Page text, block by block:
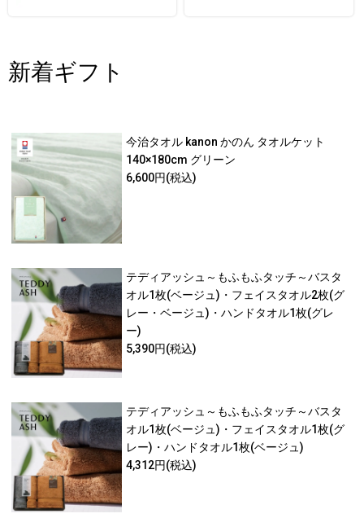
新着ギフト
今治タオル kanon かのん タオルケット
140×180cm グリーン
6,600円(税込)
テディアッシュ～もふもふタッチ～バスタ
オル1枚(ベージュ)・フェイスタオル2枚(グ
レー・ベージュ)・ハンドタオル1枚(グレ
ー)
5,390円(税込)
テディアッシュ～もふもふタッチ～バスタ
オル1枚(ベージュ)・フェイスタオル1枚(グ
レー)・ハンドタオル1枚(ベージュ)
4,312円(税込)